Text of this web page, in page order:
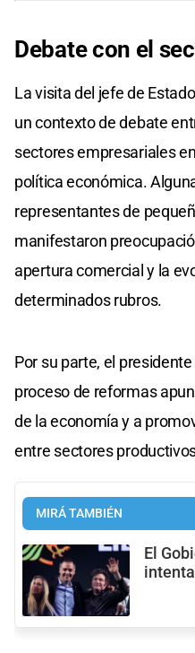
Debate con el
La visita del jefe de
un contexto de debate
sectores empresariales
política económica.
representantes de
manifestaron
apertura comercial y la
determinados rubros.
Por su parte, el
proceso de reformas
de la economía y a
entre sectores
MIRÁ TAMBIÉN
El